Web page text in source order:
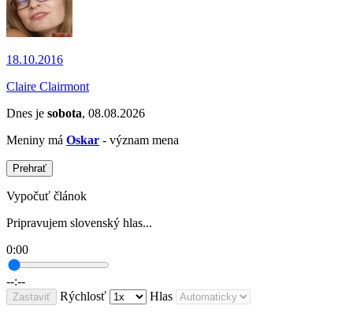
18.10.2016
Claire Clairmont
Dnes je sobota, 08.08.2026
Meniny má Oskar - význam mena
Prehrať
Vypočuť článok
Pripravujem slovenský hlas...
0:00
--:--
Zastaviť Rýchlosť Hlas